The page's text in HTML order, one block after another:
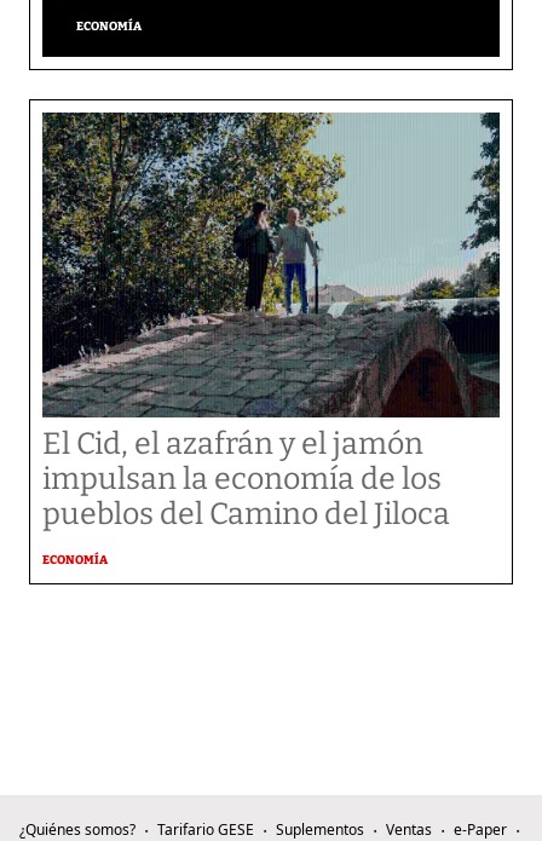
ECONOMÍA
El Cid, el azafrán y el jamón
impulsan la economía de los
pueblos del Camino del Jiloca
ECONOMÍA
¿Quiénes somos? Tarifario GESE Suplementos Ventas
e-Paper